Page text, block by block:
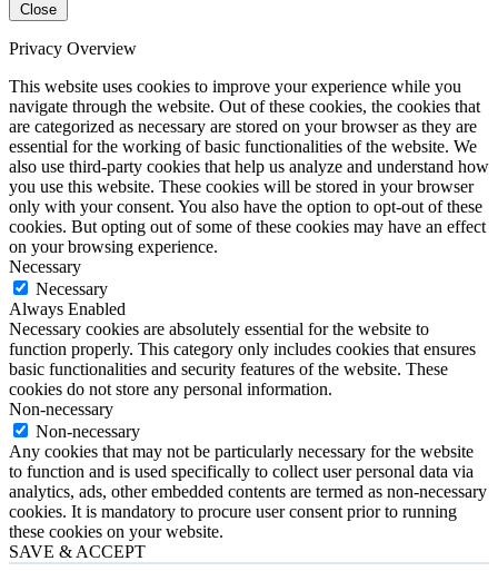
Close
Privacy Overview
This website uses cookies to improve your experience while you
navigate through the website. Out of these cookies, the cookies that
are categorized as necessary are stored on your browser as they are
essential for the working of basic functionalities of the website. We
also use third-party cookies that help us analyze and understand how
you use this website. These cookies will be stored in your browser
only with your consent. You also have the option to opt-out of these
cookies. But opting out of some of these cookies may have an effect
on your browsing experience.
Necessary
Necessary
Always Enabled
Necessary cookies are absolutely essential for the website to
function properly. This category only includes cookies that ensures
basic functionalities and security features of the website. These
cookies do not store any personal information.
Non-necessary
Non-necessary
Any cookies that may not be particularly necessary for the website
to function and is used specifically to collect user personal data via
analytics, ads, other embedded contents are termed as non-necessary
cookies. It is mandatory to procure user consent prior to running
these cookies on your website.
SAVE & ACCEPT